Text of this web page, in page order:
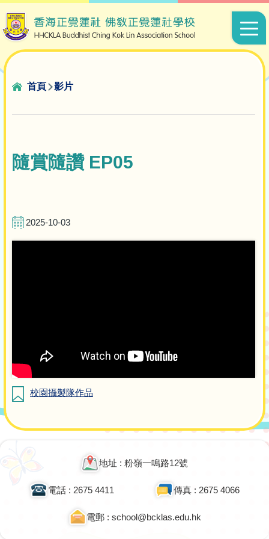
移至主內容
Main
導首頁 影片
隨賞隨讚 EP05
2025-10-03
校園攝製隊作品
地址 : 粉嶺一鳴路12號
電話 : 2675 4411 傳真 : 2675 4066
電郵 : school@bcklas.edu.hk